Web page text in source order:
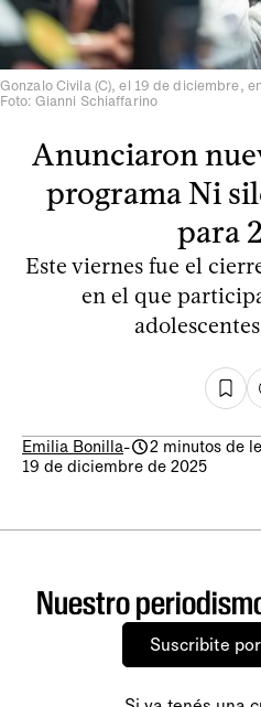
Gonzalo Civila (C), el 19 de diciembre,
Foto: Gianni Schiaffarino
Anunciaron
programa Ni
para
Este viernes fue el
en el que
Emilia Bonilla-
2 minutos de
19 de diciembre de 2025
Nuestro
Suscribite